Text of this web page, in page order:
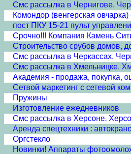
Смс рассылка в Чернигове.
Комондор (венгерская
пост ПКУ 15-21 пульт
Срочно!!! Компания Камень
Строительство срубов домов,
Смс рассылка в Черкассах.
Смс рассылка в Хмельницке.
Академия - продажа, покупка,
Сетвой маркетинг с сетевой
Пружины
Изготовление ежедневников
Смс рассылка в Херсоне.
Аренда спецтехники :
Оргстекло
Новинки! Аппараты